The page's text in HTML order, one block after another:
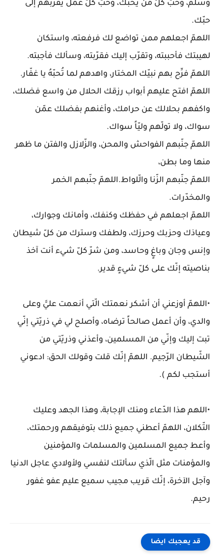
وسلم، وحبّ كلّ من يحبّك، وحبّ كلّ عمل يقرّبهم إلى
حبّك.
اللهمّ اجعلهم ممن تواضع لك فرفعته، واستكان
لهيبتك فأحببته، وتقرّب إليك فقرّبته، وسألك فأجبته.
اللهمّ فرِّح بهم نبيّك المختار، واهدهم لما تُحبّهُ يا غفّار.
اللهمّ افتح عليهم أبواب رزقك الحلال من واسع فضلك،
واكفهم بحلالك عن حرامك، وأغنهم بفضلك عمّن
سواك، ولا تولّهم وليّاً سواك.
اللهمّ جنّبهم الفواحش والمحن، والزّلازل والفتن ما ظهر
منها وما بطن،
اللهمّ جنّبهم الزّنا والّلواط.اللهمّ جنّبهم الخمر
والمخدّرات.
اللهمّ اجعلهم في حفظك وكنفك، وأمانك وجوارك،
وعياذك وحزبك وحرزك، ولطفك وسترك من كلّ شيطان
وإنس وجان وباغٍ وحاسد، ومن شرّ كلّ شيء أنت آخذ
بناصيته إنّك على كلّ شيءٍ قدير.
•اللهمّ أوزعني أن أشكر نعمتك الّتي أنعمت عليَّ وعلى
والدي، وأن أعمل صالحاً ترضاه، وأصلح لي في ذريّتي إنّي
تبت إليك وإنّي من المسلمين، وأعذني وذريّتي من
الشّيطان الرّجيم. اللهمّ إنّك قلت وقولك الحق: ادعوني
أستجب لكم ).
•اللهم هذا الدّعاء ومنك الإجابة، وهذا الجهد وعليك
التّكلان، اللهمّ أعطني جميع ذلك بتوفيقهم ورحمتك،
وأعط جميع المسلمين والمسلمات والمؤمنين
والمؤمنات مثل الّذي سألتك لنفسي ولأولادي عاجل الدنيا
وآجل الآخرة، إنّك قريب مجيب سميع عليم عفو غفور
رحيم.
قد يعجبك ايضا